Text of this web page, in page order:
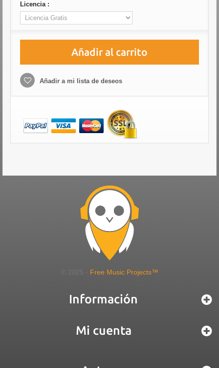
Licencia :
Añadir al carrito
Añadir a mi lista de deseos
© 2025 - Free Music Projects™
Información
Mi cuenta